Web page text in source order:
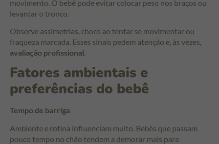
movimento. O bebê pode evitar colocar peso nos braços ou
levantar o tronco.
Observe assimetrias, choro ao tentar se movimentar ou
fraqueza marcada. Esses sinais pedem atenção e, às vezes,
avaliação profissional.
Fatores ambientais e
preferências do bebê
Tempo de barriga
Ambiente e rotina influenciam muito. Bebês que passam
pouco tempo no chão tendem a demorar mais para